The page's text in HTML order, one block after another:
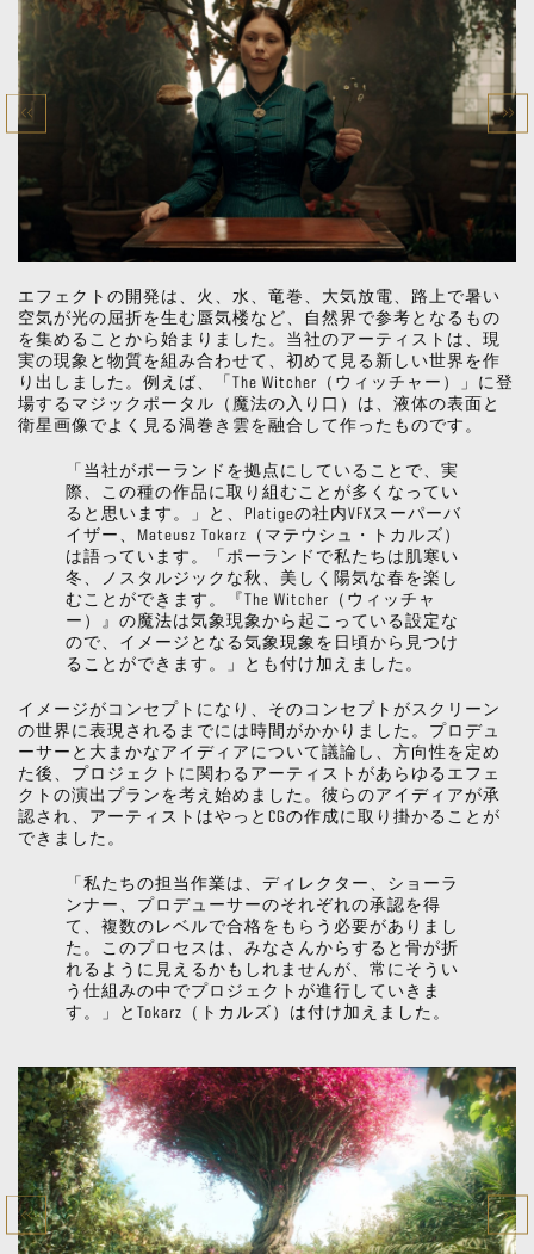
エフェクトの開発は、火、水、竜巻、大気放電、路上で暑い
空気が光の屈折を生む蜃気楼など、自然界で参考となるもの
を集めることから始まりました。当社のアーティストは、現
実の現象と物質を組み合わせて、初めて見る新しい世界を作
り出しました。例えば、「The Witcher（ウィッチャー）」に登
場するマジックポータル（魔法の入り口）は、液体の表面と
衛星画像でよく見る渦巻き雲を融合して作ったものです。
「当社がポーランドを拠点にしていることで、実
際、この種の作品に取り組むことが多くなってい
ると思います。」と、Platigeの社内VFXスーパーバ
イザー、Mateusz Tokarz（マテウシュ・トカルズ）
は語っています。「ポーランドで私たちは肌寒い
冬、ノスタルジックな秋、美しく陽気な春を楽し
むことができます。『The Witcher（ウィッチャ
ー）』の魔法は気象現象から起こっている設定な
ので、イメージとなる気象現象を日頃から見つけ
ることができます。」とも付け加えました。
イメージがコンセプトになり、そのコンセプトがスクリーン
の世界に表現されるまでには時間がかかりました。プロデュ
ーサーと大まかなアイディアについて議論し、方向性を定め
た後、プロジェクトに関わるアーティストがあらゆるエフェ
クトの演出プランを考え始めました。彼らのアイディアが承
認され、アーティストはやっとCGの作成に取り掛かることが
できました。
「私たちの担当作業は、ディレクター、ショーラ
ンナー、プロデューサーのそれぞれの承認を得
て、複数のレベルで合格をもらう必要がありまし
た。このプロセスは、みなさんからすると骨が折
れるように見えるかもしれませんが、常にそうい
う仕組みの中でプロジェクトが進行していきま
す。」とTokarz（トカルズ）は付け加えました。